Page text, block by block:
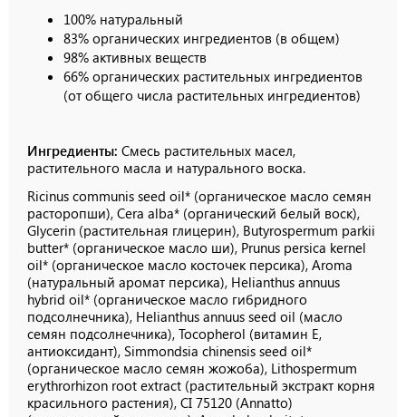
100% натуральный
83% органических ингредиентов (в общем)
98% активных веществ
66% органических растительных ингредиентов
(от общего числа растительных ингредиентов)
Ингредиенты: Смесь растительных масел,
растительного масла и натурального воска.
Ricinus communis seed oil* (органическое масло семян
расторопши), Cera alba* (органический белый воск),
Glycerin (растительная глицерин), Butyrospermum parkii
butter* (органическое масло ши), Prunus persica kernel
oil* (органическое масло косточек персика), Aroma
(натуральный аромат персика), Helianthus annuus
hybrid oil* (органическое масло гибридного
подсолнечника), Helianthus annuus seed oil (масло
семян подсолнечника), Tocopherol (витамин E,
антиоксидант), Simmondsia chinensis seed oil*
(органическое масло семян жожоба), Lithospermum
erythrorhizon root extract (растительный экстракт корня
красильного растения), CI 75120 (Annatto)